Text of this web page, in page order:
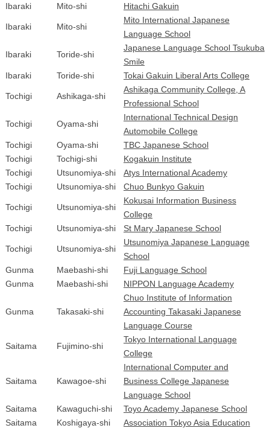
Ibaraki
Mito-shi Hitachi Gakuin
Ibaraki Mito-shi
Mito International Japanese
Language School
Ibaraki Toride-shi
Japanese Language School Tsukuba
Smile
Ibaraki
Toride-shi Tokai Gakuin Liberal Arts College
Tochigi Ashikaga-shi
Ashikaga Community College, A
Professional School
Tochigi Oyama-shi
International Technical Design
Automobile College
Tochigi
Oyama-shi
TBC Japanese School
Tochigi
Tochigi-shi
Kogakuin Institute
Tochigi
Utsunomiya-shi
Atys International Academy
Tochigi
Utsunomiya-shi Chuo Bunkyo Gakuin
Tochigi Utsunomiya-shi
Kokusai Information Business
College
Tochigi
Utsunomiya-shi St Mary Japanese School
Tochigi Utsunomiya-shi
Utsunomiya Japanese Language
School
Gunma
Maebashi-shi
Fuji Language School
Gunma
Maebashi-shi NIPPON Language Academy
Gunma Takasaki-shi
Chuo Institute of Information
Accounting Takasaki Japanese
Language Course
Saitama Fujimino-shi
Tokyo International Language
College
Saitama Kawagoe-shi
International Computer and
Business College Japanese
Language School
Saitama
Kawaguchi-shi
Toyo Academy Japanese School
Saitama
Koshigaya-shi Association Tokyo Asia Education